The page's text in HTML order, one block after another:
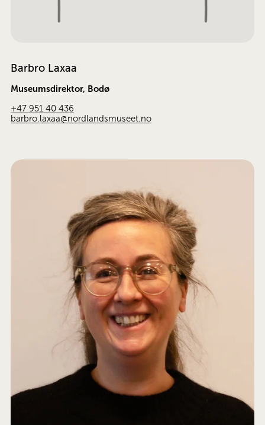
Barbro Laxaa
Museumsdirektor, Bodø
+47 951 40 436
barbro.laxaa@nordlandsmuseet.no